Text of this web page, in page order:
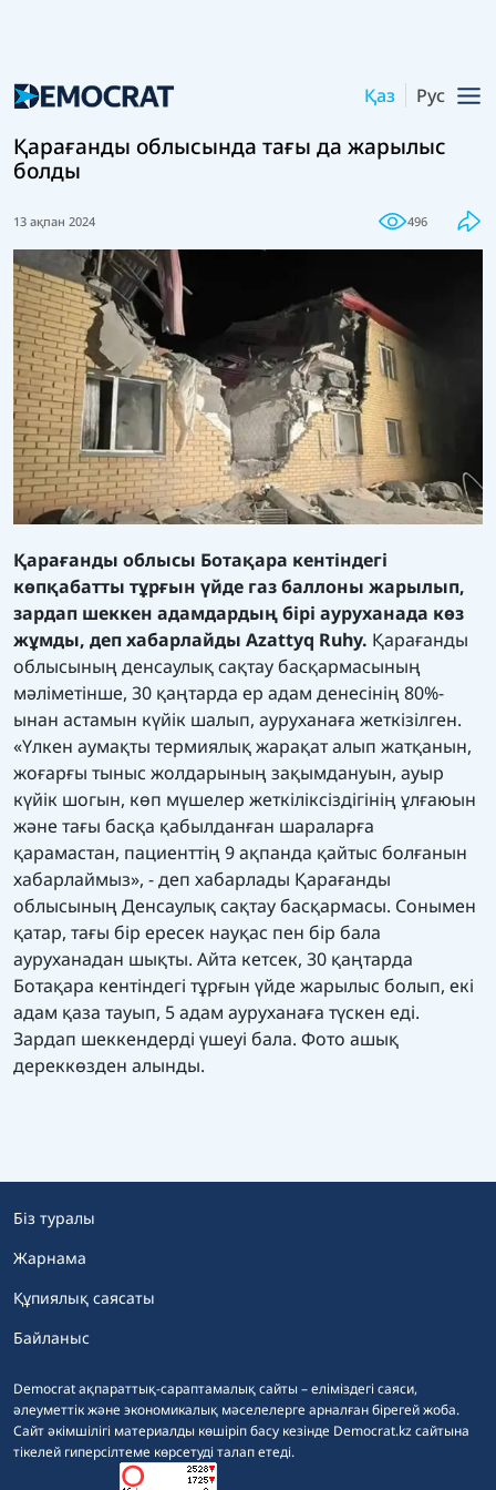
Қаз Рус
Қарағанды облысында тағы да жарылыс
болды
13 ақпан 2024 496
Қарағанды облысы Ботақара кентіндегі
көпқабатты тұрғын үйде газ баллоны жарылып,
зардап шеккен адамдардың бірі ауруханада көз
жұмды, деп хабарлайды Azattyq Ruhy. Қарағанды
облысының денсаулық сақтау басқармасының
мәліметінше, 30 қаңтарда ер адам денесінің 80%-
ынан астамын күйік шалып, ауруханаға жеткізілген.
«Үлкен аумақты термиялық жарақат алып жатқанын,
жоғарғы тыныс жолдарының зақымдануын, ауыр
күйік шогын, көп мүшелер жеткіліксіздігінің ұлғаюын
және тағы басқа қабылданған шараларға
қарамастан, пациенттің 9 ақпанда қайтыс болғанын
хабарлаймыз», - деп хабарлады Қарағанды
облысының Денсаулық сақтау басқармасы. Сонымен
қатар, тағы бір ересек науқас пен бір бала
ауруханадан шықты. Айта кетсек, 30 қаңтарда
Ботақара кентіндегі тұрғын үйде жарылыс болып, екі
адам қаза тауып, 5 адам ауруханаға түскен еді.
Зардап шеккендерді үшеуі бала. Фото ашық
дереккөзден алынды.
Democrat ақпараттық-сараптамалық сайты – еліміздегі саяси,
әлеуметтік және экономикалық мәселелерге арналған бірегей жоба.
Сайт әкімшілігі материалды көшіріп басу кезінде Democrat.kz сайтына
тікелей гиперсілтеме көрсетуді талап етеді.
Біз туралы
Жарнама
Құпиялық саясаты
Байланыс